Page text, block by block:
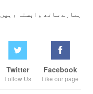
ہمارے ساتھ وابستہ رہیں
Facebook
Like our page
Twitter
Follow Us